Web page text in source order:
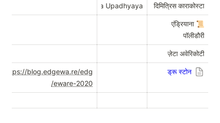
दिमित्रिस
Ganesha Upadhyaya
एंड्रियाना
ज़ेटा
ड्रू स्टोन
https://blog.edgewa.re/edg
eware-2020/